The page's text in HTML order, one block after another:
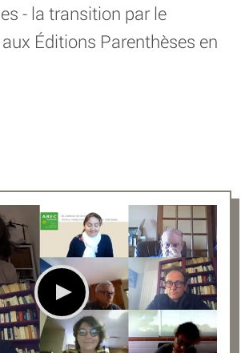
- la transition par le
Éditions Parenthèses en